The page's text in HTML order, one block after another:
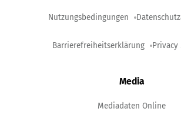
Nutzungsbedingungen
Barrierefreiheitserklärung Privacy
Media
Mediadaten Online